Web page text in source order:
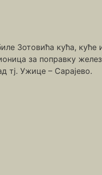
Зотовића кућа,
за поправку
тј. Ужице – Сарајево.